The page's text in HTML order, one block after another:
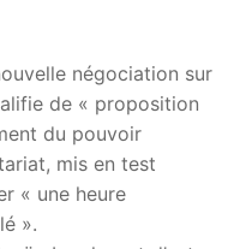
négociation sur
de « proposition
du pouvoir
mis en test
« une heure
».